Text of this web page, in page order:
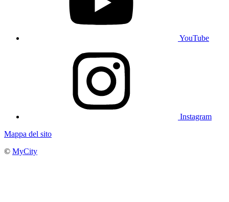
YouTube
Instagram
Mappa del sito
© MyCity